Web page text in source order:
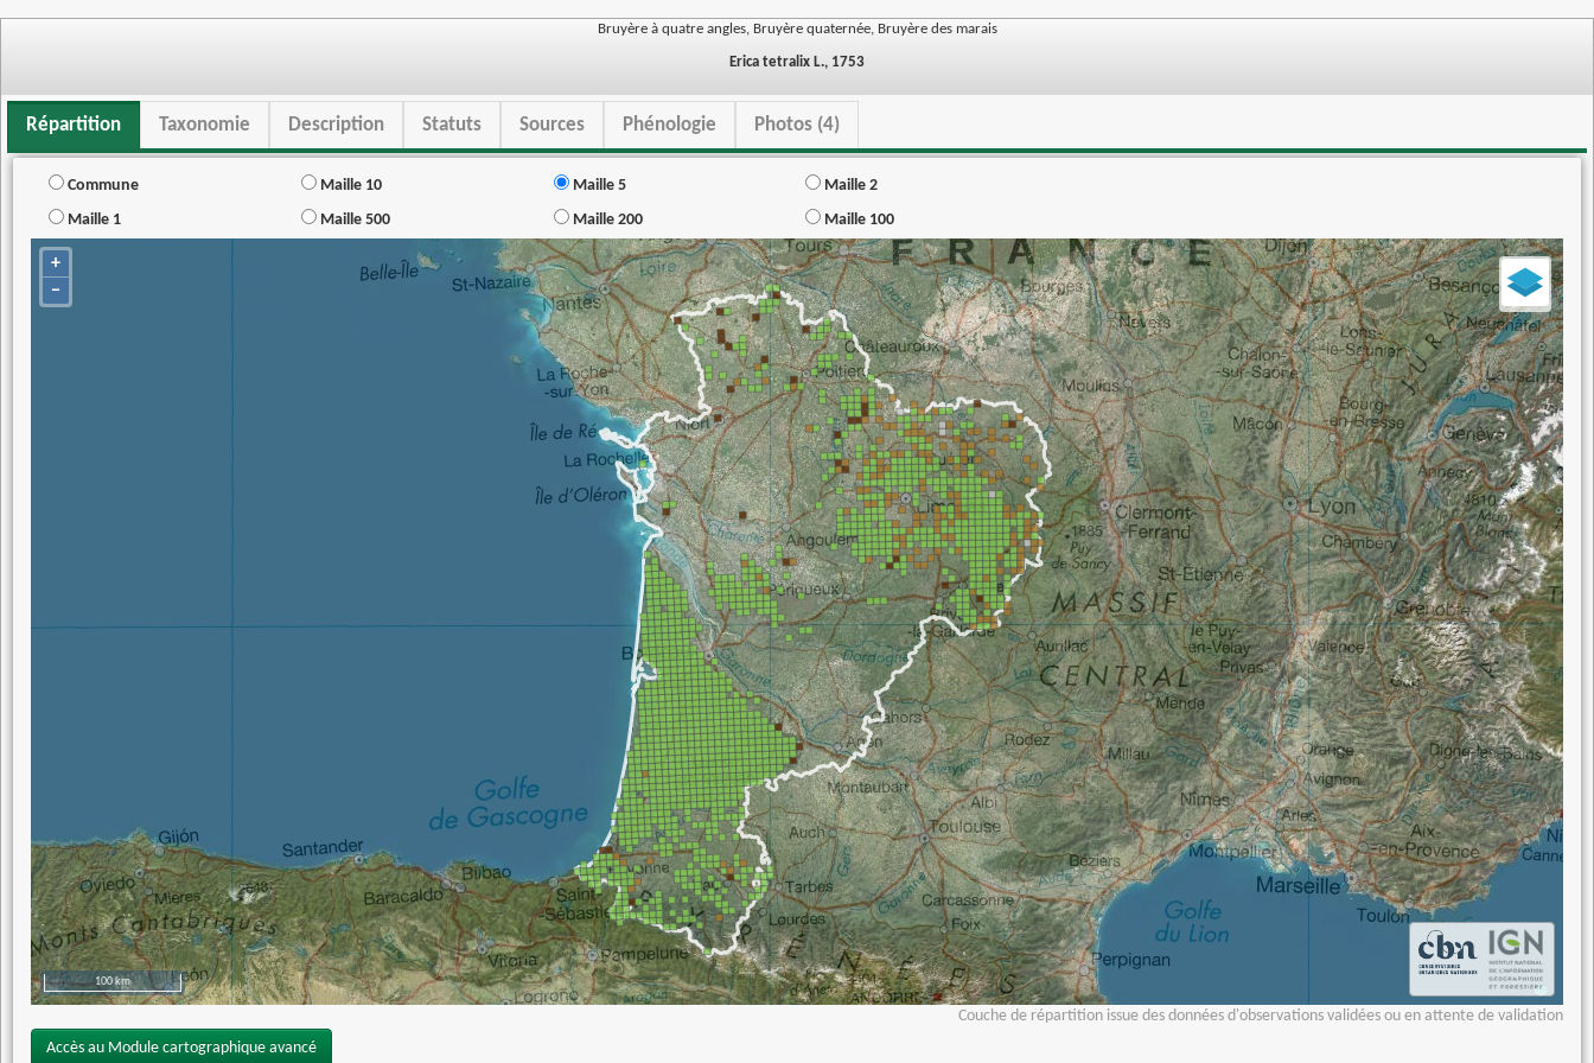
Bruyère à quatre angles, Bruyère quaternée, Bruyère des marais
Erica tetralix L., 1753
Répartition Taxonomie Description Statuts Sources Phénologie Photos (4)
Commune Maille 10 Maille 5
Maille 2
Maille 1
Maille 500 Maille 200 Maille 100
+
−
100 km
Couche de répartition issue des données d'observations validées ou en attente de validation
Accès au Module cartographique avancé